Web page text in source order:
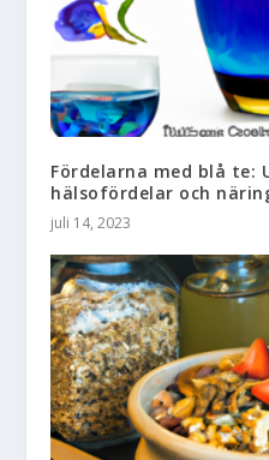
Fördelarna med blå te:
hälsofördelar och
juli 14, 2023